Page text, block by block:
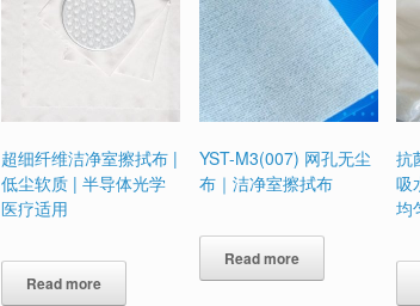
超细纤维洁净室擦拭布 |
低尘软质 | 半导体光学
医疗适用
Read more
YST-M3(007) 网孔无尘
布｜洁净室擦拭布
Read more
抗
吸
均